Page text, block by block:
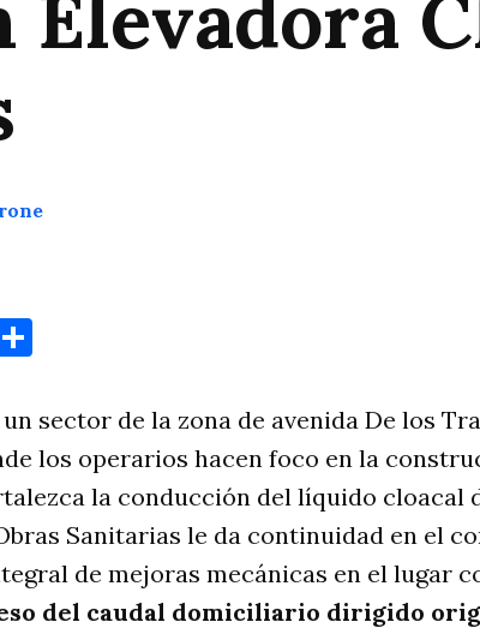
Elevadora
sector de la zona de avenida De los
los operarios hacen foco en la
la conducción del líquido cloacal
Sanitarias le da continuidad en el
de mejoras mecánicas en el lugar
del caudal domiciliario dirigido